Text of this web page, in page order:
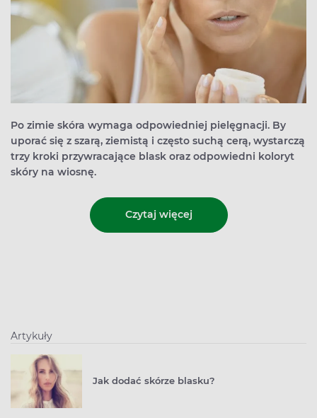
Po zimie skóra wymaga odpowiedniej pielęgnacji. By
uporać się z szarą, ziemistą i często suchą cerą, wystarczą
trzy kroki przywracające blask oraz odpowiedni koloryt
skóry na wiosnę.
Czytaj więcej
Artykuły
Jak dodać skórze blasku?